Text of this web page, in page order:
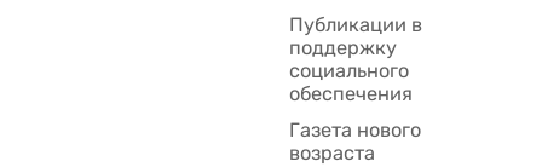
Публикации в
поддержку
социального
обеспечения
Газета нового
возраста